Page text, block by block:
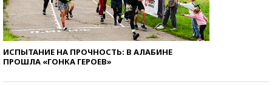
ИСПЫТАНИЕ НА ПРОЧНОСТЬ: В АЛАБИНЕ
ПРОШЛА «ГОНКА ГЕРОЕВ»